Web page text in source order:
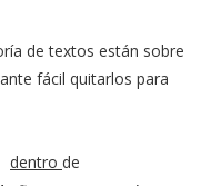
de textos están sobre
fácil quitarlos para
dentro de